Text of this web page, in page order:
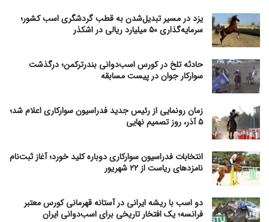
یزد در مسیر تبدیل‌شدن به قطب گردشگری اسب کشور؛
سرمایه‌گذاری ۵۰ میلیارد ریالی در اشکذر
حادثه تلخ در کورس اسب‌دوانی بندرترکمن؛ درگذشت
سوارکار جوان در پیست مسابقه
زمان رونمایی از رئیس جدید فدراسیون سوارکاری اعلام شد؛
۵ آذر، روز تصمیم نهایی
انتخابات فدراسیون سوارکاری دوباره کلید خورد؛ آغاز ثبت‌نام
نامزدهای ریاست از ۲۲ شهریور
دو اسب با ریشه ایرانی در آستانه قهرمانی کورس معتبر
فرانسه؛ یک افتخار تاریخی برای اسب‌دوانی ایران